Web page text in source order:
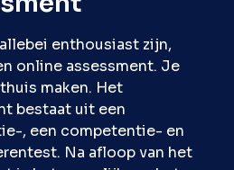
enthousiast zijn,
online assessment. Je
maken. Het
bestaat uit een
, een competentie- en
Na afloop van het